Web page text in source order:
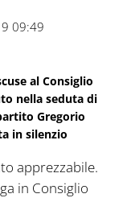
09:49
al Consiglio
nella seduta di
Gregorio
in silenzio
apprezzabile.
in Consiglio